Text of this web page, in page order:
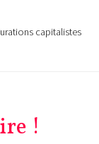
capitalistes
!